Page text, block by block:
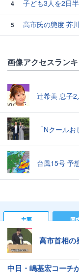
4 子ども3人を2日
5
高市氏の態度 芥
画像アクセスラン
辻希美 息子
「Nクール
台風15号 予
主要 国
高市首相の
中日・嶋基宏コーチ